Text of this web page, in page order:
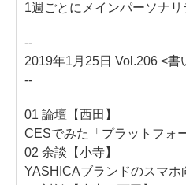
1週ごとにメインパーソナリ
--
2019年1月25日 Vol.206 <書
--
01 論壇【西田】
CESでみた「プラットフォ
02 余談【小寺】
YASHICAブランドのスマホ